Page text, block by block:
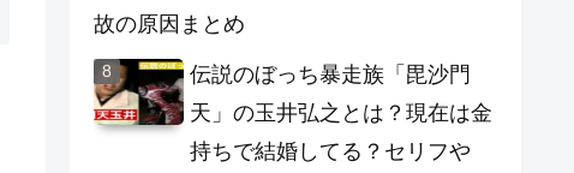
故の原因まとめ
伝説のぼっち暴走族「毘沙門
天」の玉井弘之とは？現在は金
持ちで結婚してる？セリフや